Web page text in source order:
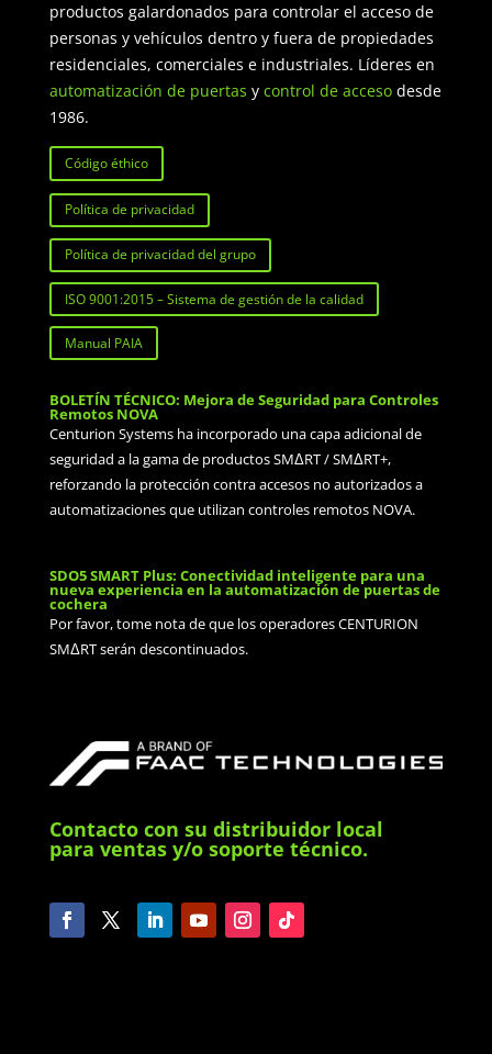
productos galardonados para controlar el acceso de
personas y vehículos dentro y fuera de propiedades
residenciales, comerciales e industriales. Líderes en
automatización de puertas y control de accesodesde
1986.
Código éthico
Política de privacidad
Política de privacidad del grupo
ISO 9001:2015 – Sistema de gestión de la calidad
Manual PAIA
BOLETÍN TÉCNICO: Mejora de Seguridad para Controles
Remotos NOVA
Centurion Systems ha incorporado una capa adicional de
seguridad a la gama de productos SMΔRT / SMΔRT+,
reforzando la protección contra accesos no autorizados a
automatizaciones que utilizan controles remotos NOVA.
SDO5 SMART Plus: Conectividad inteligente para una
nueva experiencia en la automatización de puertas de
cochera
Por favor, tome nota de que los operadores CENTURION
SMΔRT serán descontinuados.
Contacto con su distribuidor local
para ventas y/o soporte técnico.